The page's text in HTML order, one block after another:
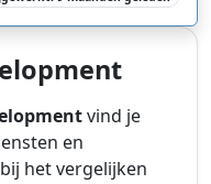
vind je
en
het vergelijken